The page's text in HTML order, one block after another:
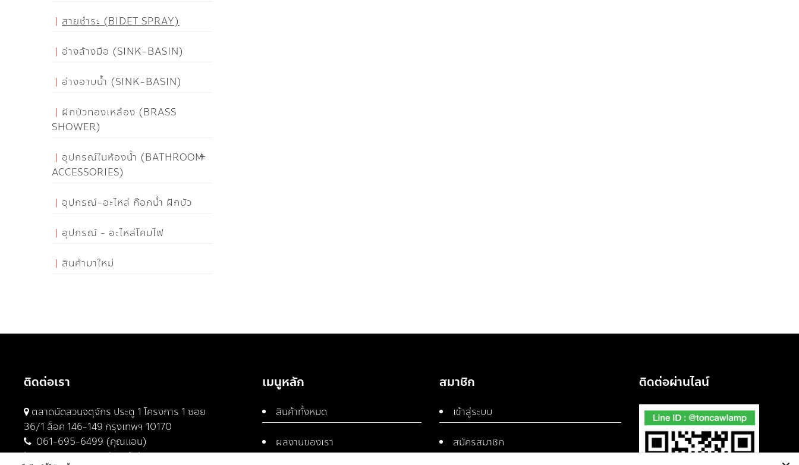
สายชำระ (BIDET SPRAY)
อ่างล้างมือ (SINK-BASIN)
อ่างอาบน้ำ (SINK-BASIN)
ฝักบัวทองเหลือง (BRASS
SHOWER)
อุปกรณ์ในห้องน้ำ (BATHROOM
ACCESSORIES)
อุปกรณ์-อะไหล่ ก๊อกน้ำ ฝักบัว
อุปกรณ์ - อะไหล่โคมไฟ
สินค้ามาใหม่
ติดต่อเรา
ตลาดนัดสวนจตุจักร ประตู 1 โครงการ 1 ซอย
36/1 ล็อค 146-149 กรุงเทพฯ 10170
061-695-6499 (คุณแอน)
061-682-9329 (คุณต้น)
เมนูหลัก
สินค้าทั้งหมด
ผลงานของเรา
สมาชิก
เข้าสู่ระบบ
สมัครสมาชิก
ติดต่อผ่านไลน์